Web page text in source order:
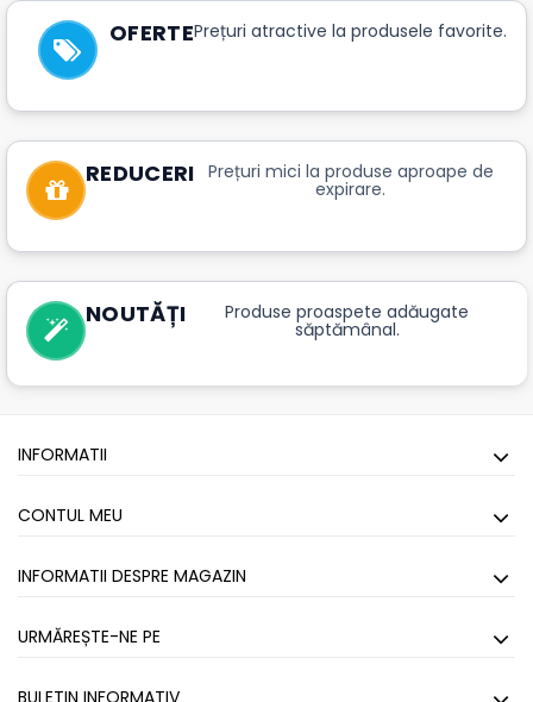
OFERTEPrețuri atractive la produsele favorite.
REDUCERI Prețuri mici la produse aproape de
expirare.
NOUTĂȚI Produse proaspete adăugate
săptămânal.
INFORMATII
CONTUL MEU
INFORMATII DESPRE MAGAZIN
URMĂREȘTE-NE PE